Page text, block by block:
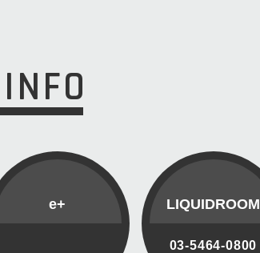
e+ LIQUIDROOM
03-5464-0800